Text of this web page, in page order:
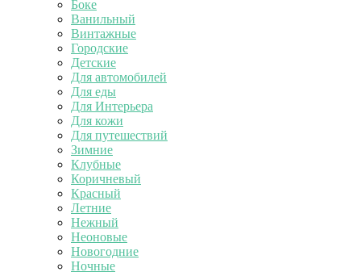
Боке
Ванильный
Винтажные
Городские
Детские
Для автомобилей
Для еды
Для Интерьера
Для кожи
Для путешествий
Зимние
Клубные
Коричневый
Красный
Летние
Нежный
Неоновые
Новогодние
Ночные